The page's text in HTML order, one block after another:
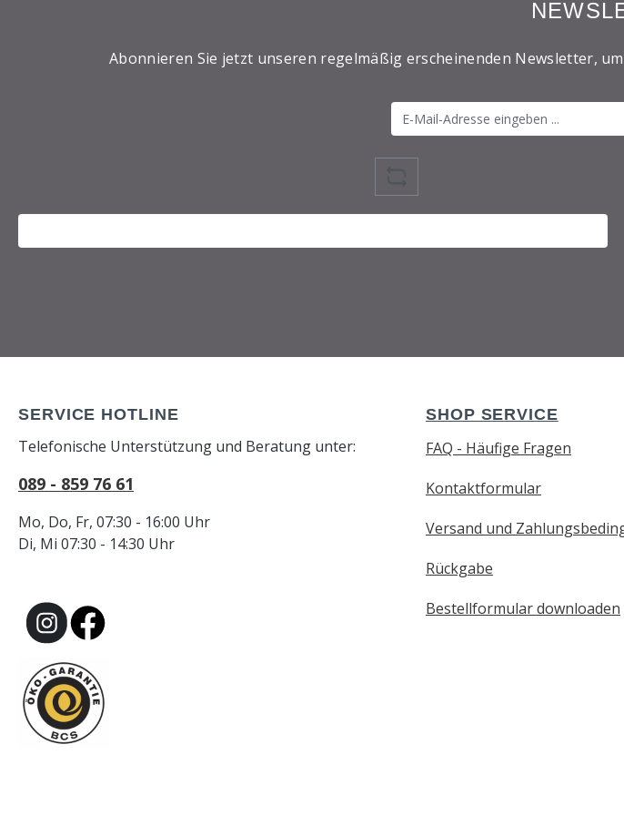
Abonnieren Sie jetzt unseren regelmäßig erscheinenden Newsletter,
SERVICE HOTLINE
Telefonische Unterstützung und Beratung unter:
089 - 859 76 61
Mo, Do, Fr, 07:30 - 16:00 Uhr
Di, Mi 07:30 - 14:30 Uhr
SHOP SERVICE
FAQ - Häufige Fragen
Kontaktformular
Versand und
Rückgabe
Bestellformular downloaden